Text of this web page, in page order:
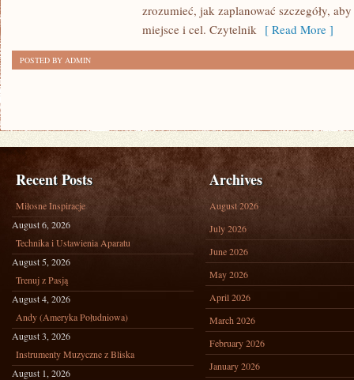
zrozumieć, jak zaplanować szczegóły,
miejsce i cel. Czytelnik [ Read More ]
POSTED BY ADMIN
Recent Posts
Miłosne Inspiracje
August 6, 2026
Technika i Ustawienia Aparatu
August 5, 2026
Trenuj z Pasją
August 4, 2026
Andy (Ameryka Południowa)
August 3, 2026
Instrumenty Muzyczne z Bliska
August 1, 2026
Archives
August 2026
July 2026
June 2026
May 2026
April 2026
March 2026
February 2026
January 2026